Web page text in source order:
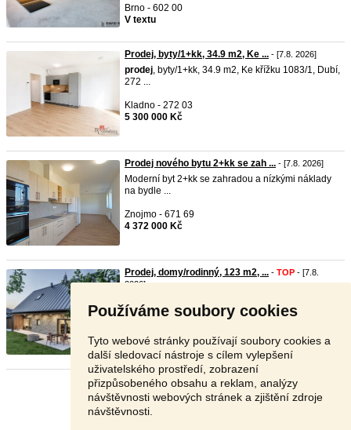
Používáme soubory cookies
Tyto webové stránky používají soubory cookies a
další sledovací nástroje s cílem vylepšení
uživatelského prostředí, zobrazení
přizpůsobeného obsahu a reklam, analýzy
návštěvnosti webových stránek a zjištění zdroje
návštěvnosti.
Brno - 602 00
V textu
Prodej, byty/1+kk, 34.9 m2, Ke ... - [7.8. 2026]
prodej, byty/1+kk, 34.9 m2, Ke křížku 1083/1, Dubí,
272 ...
Kladno - 272 03
5 300 000 Kč
Prodej nového bytu 2+kk se zah ... - [7.8. 2026]
Moderní byt 2+kk se zahradou a nízkými náklady
na bydle ...
Znojmo - 671 69
4 372 000 Kč
Prodej, domy/rodinný, 123 m2, ... - TOP - [7.8.
2026]
Hejnicích ...
Liberec - 463 62
Dohodou
Stránka: 1 2 3 Další